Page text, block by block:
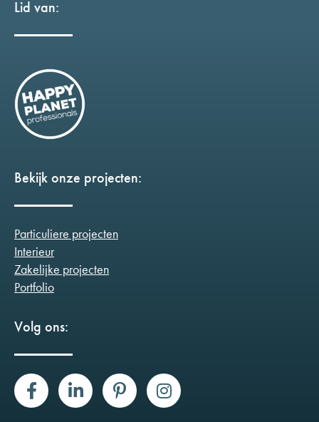
Lid van:
Bekijk onze projecten:
Particuliere projecten
Interieur
Zakelijke projecten
Portfolio
Volg ons: